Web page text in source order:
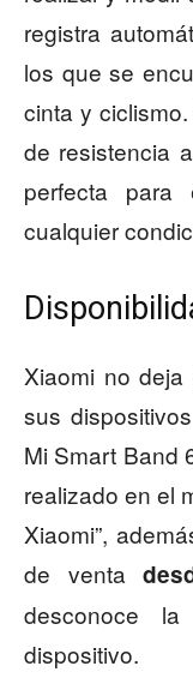
registra
los que se
cinta y
de resistencia
perfecta para
cualquier
Xiaomi no
sus
Mi Smart Band
realizado en el
Xiaomi”,
de venta
desconoce
dispositivo.